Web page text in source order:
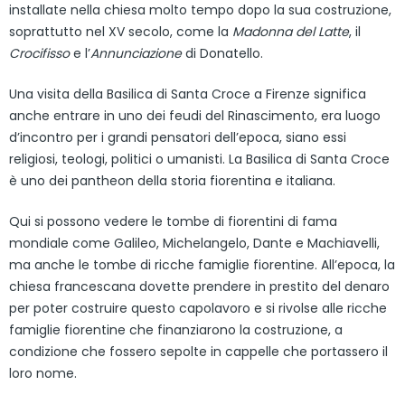
installate nella chiesa molto tempo dopo la sua costruzione,
soprattutto nel XV secolo, come la Madonna del Latte, il
Crocifissoe l’Annunciazionedi Donatello.
Una visita della Basilica di Santa Croce a Firenze significa
anche entrare in uno dei feudi del Rinascimento, era luogo
d’incontro per i grandi pensatori dell’epoca, siano essi
religiosi, teologi, politici o umanisti. La Basilica di Santa Croce
è uno dei pantheon della storia fiorentina e italiana.
Qui si possono vedere le tombe di fiorentini di fama
mondiale come Galileo, Michelangelo, Dante e Machiavelli,
ma anche le tombe di ricche famiglie fiorentine. All’epoca, la
chiesa francescana dovette prendere in prestito del denaro
per poter costruire questo capolavoro e si rivolse alle ricche
famiglie fiorentine che finanziarono la costruzione, a
condizione che fossero sepolte in cappelle che portassero il
loro nome.